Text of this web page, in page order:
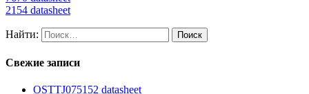
2154 datasheet
Найти:
Свежие записи
OSTTJ075152 datasheet